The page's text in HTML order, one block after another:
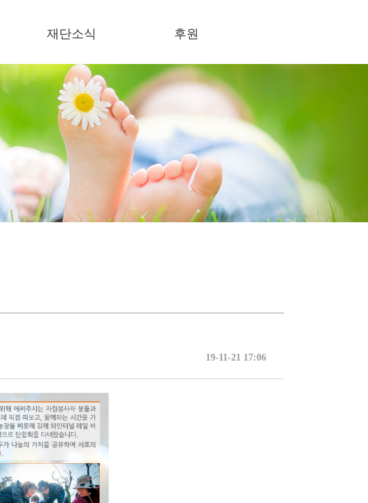
재단소식
소식란
언론보도
이사회의록 공개
한결스토리
후원
후원하기
19-11-21 17:06